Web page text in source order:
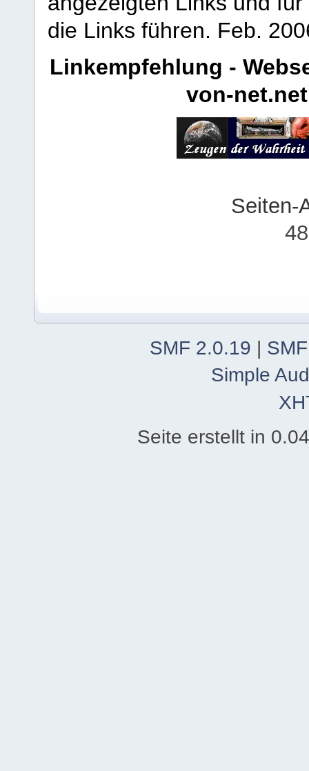
die Links führen. Feb.
Linkempfehlung -
von-net.net
Seiten-
SMF 2.0.19 |
Simple
Seite erstellt in